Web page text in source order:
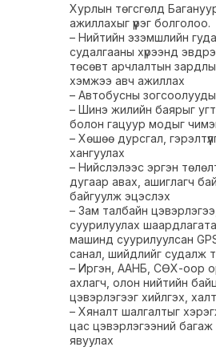
Хурлын төгсгөлд
ажиллахыг үүрэг болголоо.
– Нийтийн эзэмшлийн
судалгааны хүрээнд
төсөвт арчлалтын
хэмжээ авч ажиллах
– Автобусны
– Шинэ жилийн баярыг
болон гацуур модыг
– Хөшөө дурсгал,
хангуулах
– Нийслэлээс эргэн
дугаар авах, ашиглагч
байгуулж эцэслэх
– Зам талбайн
суурилуулах
машинд суурилуулсан
санал, шийдлийг судалж
– Иргэн, ААНБ, СӨХ-оор
ахлагч, олон нийтийн
цэвэрлэгээг хийлгэх,
– Хяналт шалгалтыг
цас цэвэрлэгээний багаж
явуулах